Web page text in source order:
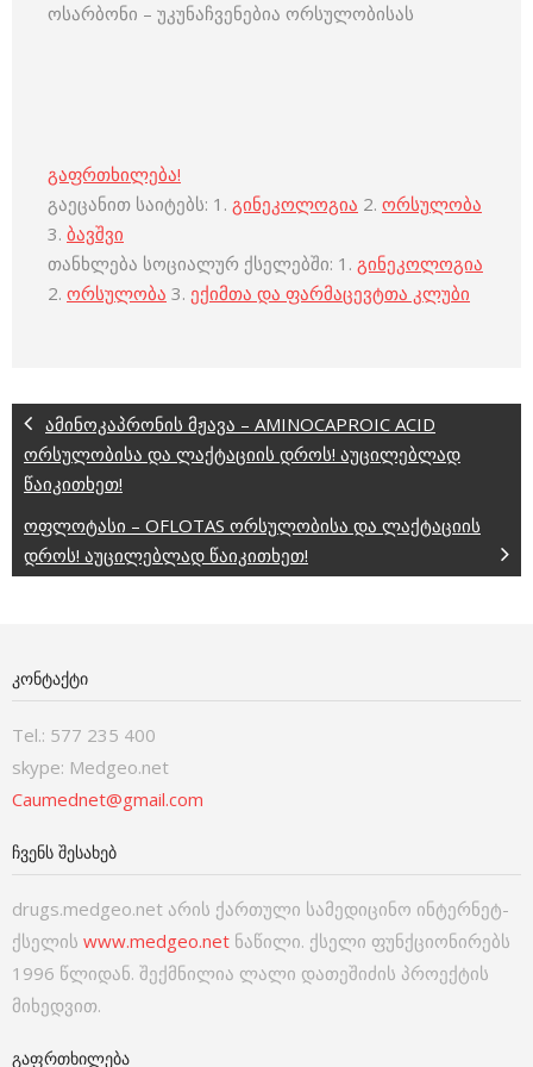
ოსარბონი – უკუნაჩვენებია ორსულობისას
გაფრთხილება!
გაეცანით საიტებს: 1. გინეკოლოგია 2. ორსულობა
3. ბავშვი
თანხლება სოციალურ ქსელებში: 1. გინეკოლოგია
2. ორსულობა 3. ექიმთა და ფარმაცევტთა კლუბი
ამინოკაპრონის მჟავა – AMINOCAPROIC ACID
ორსულობისა და ლაქტაციის დროს! აუცილებლად
წაიკითხეთ!
ოფლოტასი – OFLOTAS ორსულობისა და ლაქტაციის
დროს! აუცილებლად წაიკითხეთ!
ᲙᲝᲜᲢᲐᲥᲢᲘ
Tel.: 577 235 400
skype: Medgeo.net
Caumednet@gmail.com
ᲩᲕᲔᲜᲡ ᲨᲔᲡᲐᲮᲔᲑ
drugs.medgeo.net არის ქართული სამედიცინო ინტერნეტ-
ქსელის www.medgeo.net ნაწილი. ქსელი ფუნქციონირებს
1996 წლიდან. შექმნილია ლალი დათეშიძის პროექტის
მიხედვით.
ᲒᲐᲤᲠᲗᲮᲘᲚᲔᲑᲐ